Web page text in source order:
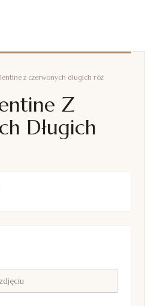
z czerwonych długich róż
Z
Długich